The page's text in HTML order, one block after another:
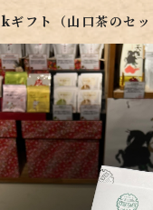
ギフト（山口茶のセ